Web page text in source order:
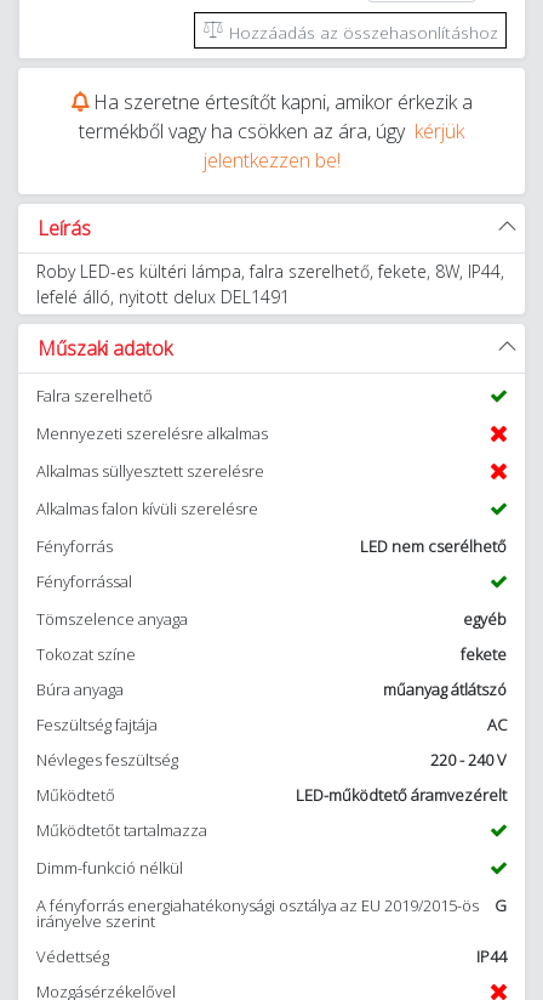
Hozzáadás az összehasonlításhoz
Ha szeretne értesítőt kapni, amikor érkezik a
termékből vagy ha csökken az ára, úgy kérjük
jelentkezzen be!
Leírás
Roby LED-es kültéri lámpa, falra szerelhető, fekete, 8W, IP44,
lefelé álló, nyitott delux DEL1491
Műszaki adatok
Falra szerelhető
Mennyezeti szerelésre alkalmas
Alkalmas süllyesztett szerelésre
Alkalmas falon kívüli szerelésre
Fényforrás
LED nem cserélhető
Fényforrással
Tömszelence anyaga
egyéb
Tokozat színe
fekete
Búra anyaga
műanyag átlátszó
Feszültség fajtája
AC
Névleges feszültség
220 - 240 V
Működtető
LED-működtető áramvezérelt
Működtetőt tartalmazza
Dimm-funkció nélkül
A fényforrás energiahatékonysági osztálya az EU 2019/2015-ös
irányelve szerint
G
Védettség
IP44
Mozgásérzékelővel